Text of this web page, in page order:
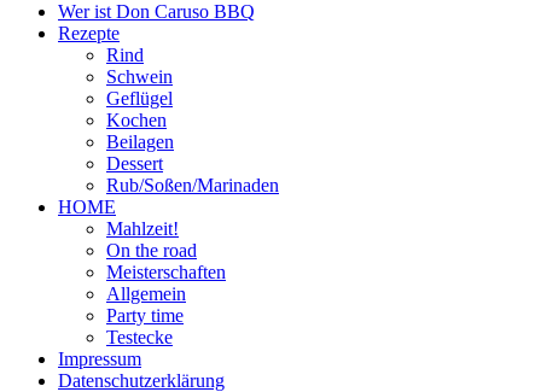
Wer ist Don Caruso BBQ
Rezepte
Rind
Schwein
Geflügel
Kochen
Beilagen
Dessert
Rub/Soßen/Marinaden
HOME
Mahlzeit!
On the road
Meisterschaften
Allgemein
Party time
Testecke
Impressum
Datenschutzerklärung